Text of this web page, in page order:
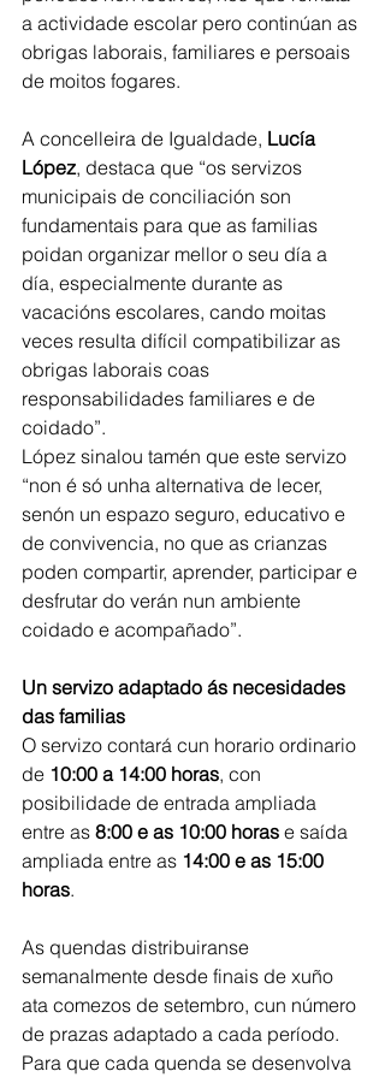
a actividade escolar pero continúan as
obrigas laborais, familiares e persoais
de moitos fogares.
A concelleira de Igualdade, Lucía
López, destaca que “os servizos
municipais de conciliación son
fundamentais para que as familias
poidan organizar mellor o seu día a
día, especialmente durante as
vacacións escolares, cando moitas
veces resulta difícil compatibilizar as
obrigas laborais coas
responsabilidades familiares e de
coidado”.
López sinalou tamén que este servizo
“non é só unha alternativa de lecer,
senón un espazo seguro, educativo e
de convivencia, no que as crianzas
poden compartir, aprender, participar e
desfrutar do verán nun ambiente
coidado e acompañado”.
Un servizo adaptado ás necesidades
das familias
O servizo contará cun horario ordinario
de 10:00 a 14:00 horas, con
posibilidade de entrada ampliada
entre as 8:00 e as 10:00 horas e saída
ampliada entre as 14:00 e as 15:00
horas.
As quendas distribuiranse
semanalmente desde finais de xuño
ata comezos de setembro, cun número
de prazas adaptado a cada período.
Para que cada quenda se desenvolva